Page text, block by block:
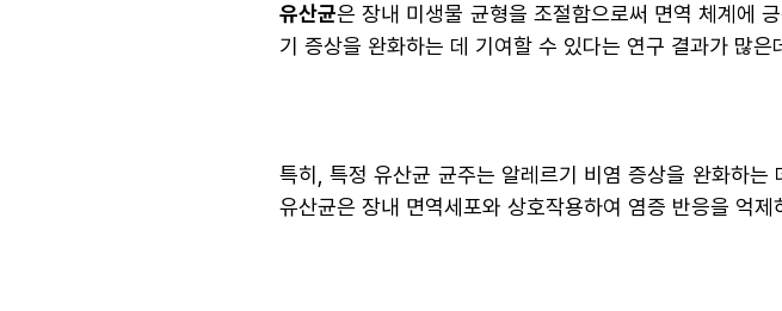
유산균은 장내 미생물 균형을 조절함으로써 면역 체계에
기 증상을 완화하는 데 기여할 수 있다는 연구 결과가 많은
특히, 특정 유산균 균주는 알레르기 비염 증상을 완화하
유산균은 장내 면역세포와 상호작용하여 염증 반응을 억